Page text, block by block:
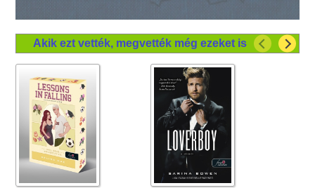
Akik ezt vették, megvették még ezeket is